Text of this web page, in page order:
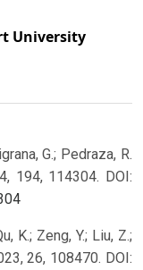
University
G.; Pedraza, R.
194, 114304. DOI:
K.; Zeng, Y.; Liu, Z.;
26, 108470. DOI: